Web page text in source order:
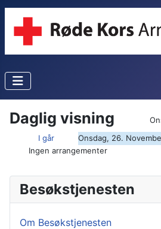
Daglig visning
I går
Onsdag, 26.
Ingen arrangementer
Besøkstjenesten
Om Besøkstjenesten